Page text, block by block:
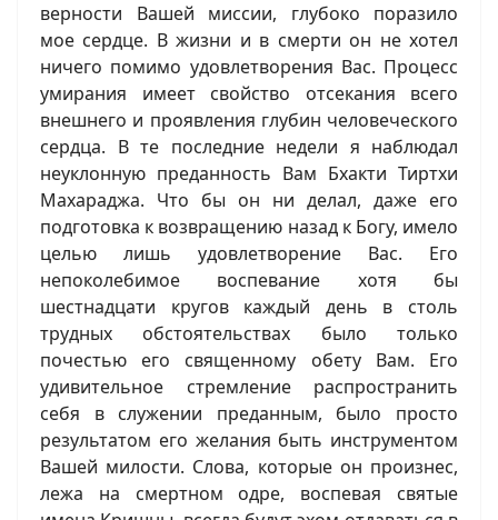
верности Вашей миссии, глубоко поразило
мое сердце. В жизни и в смерти он не хотел
ничего помимо удовлетворения Вас. Процесс
умирания имеет свойство отсекания всего
внешнего и проявления глубин человеческого
сердца. В те последние недели я наблюдал
неуклонную преданность Вам Бхакти Тиртхи
Махараджа. Что бы он ни делал, даже его
подготовка к возвращению назад к Богу, имело
целью лишь удовлетворение Вас. Его
непоколебимое воспевание хотя бы
шестнадцати кругов каждый день в столь
трудных обстоятельствах было только
почестью его священному обету Вам. Его
удивительное стремление распространить
себя в служении преданным, было просто
результатом его желания быть инструментом
Вашей милости. Слова, которые он произнес,
лежа на смертном одре, воспевая святые